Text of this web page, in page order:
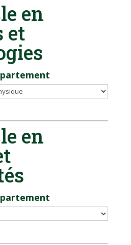
en
et
en